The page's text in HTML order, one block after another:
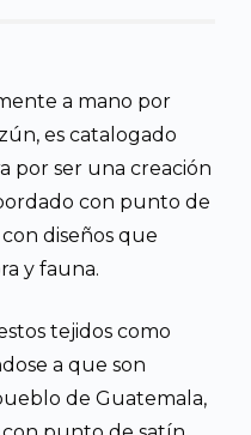
a mano por
es catalogado
por ser una creación
con punto de
diseños que
y fauna.
tejidos como
a que son
de Guatemala,